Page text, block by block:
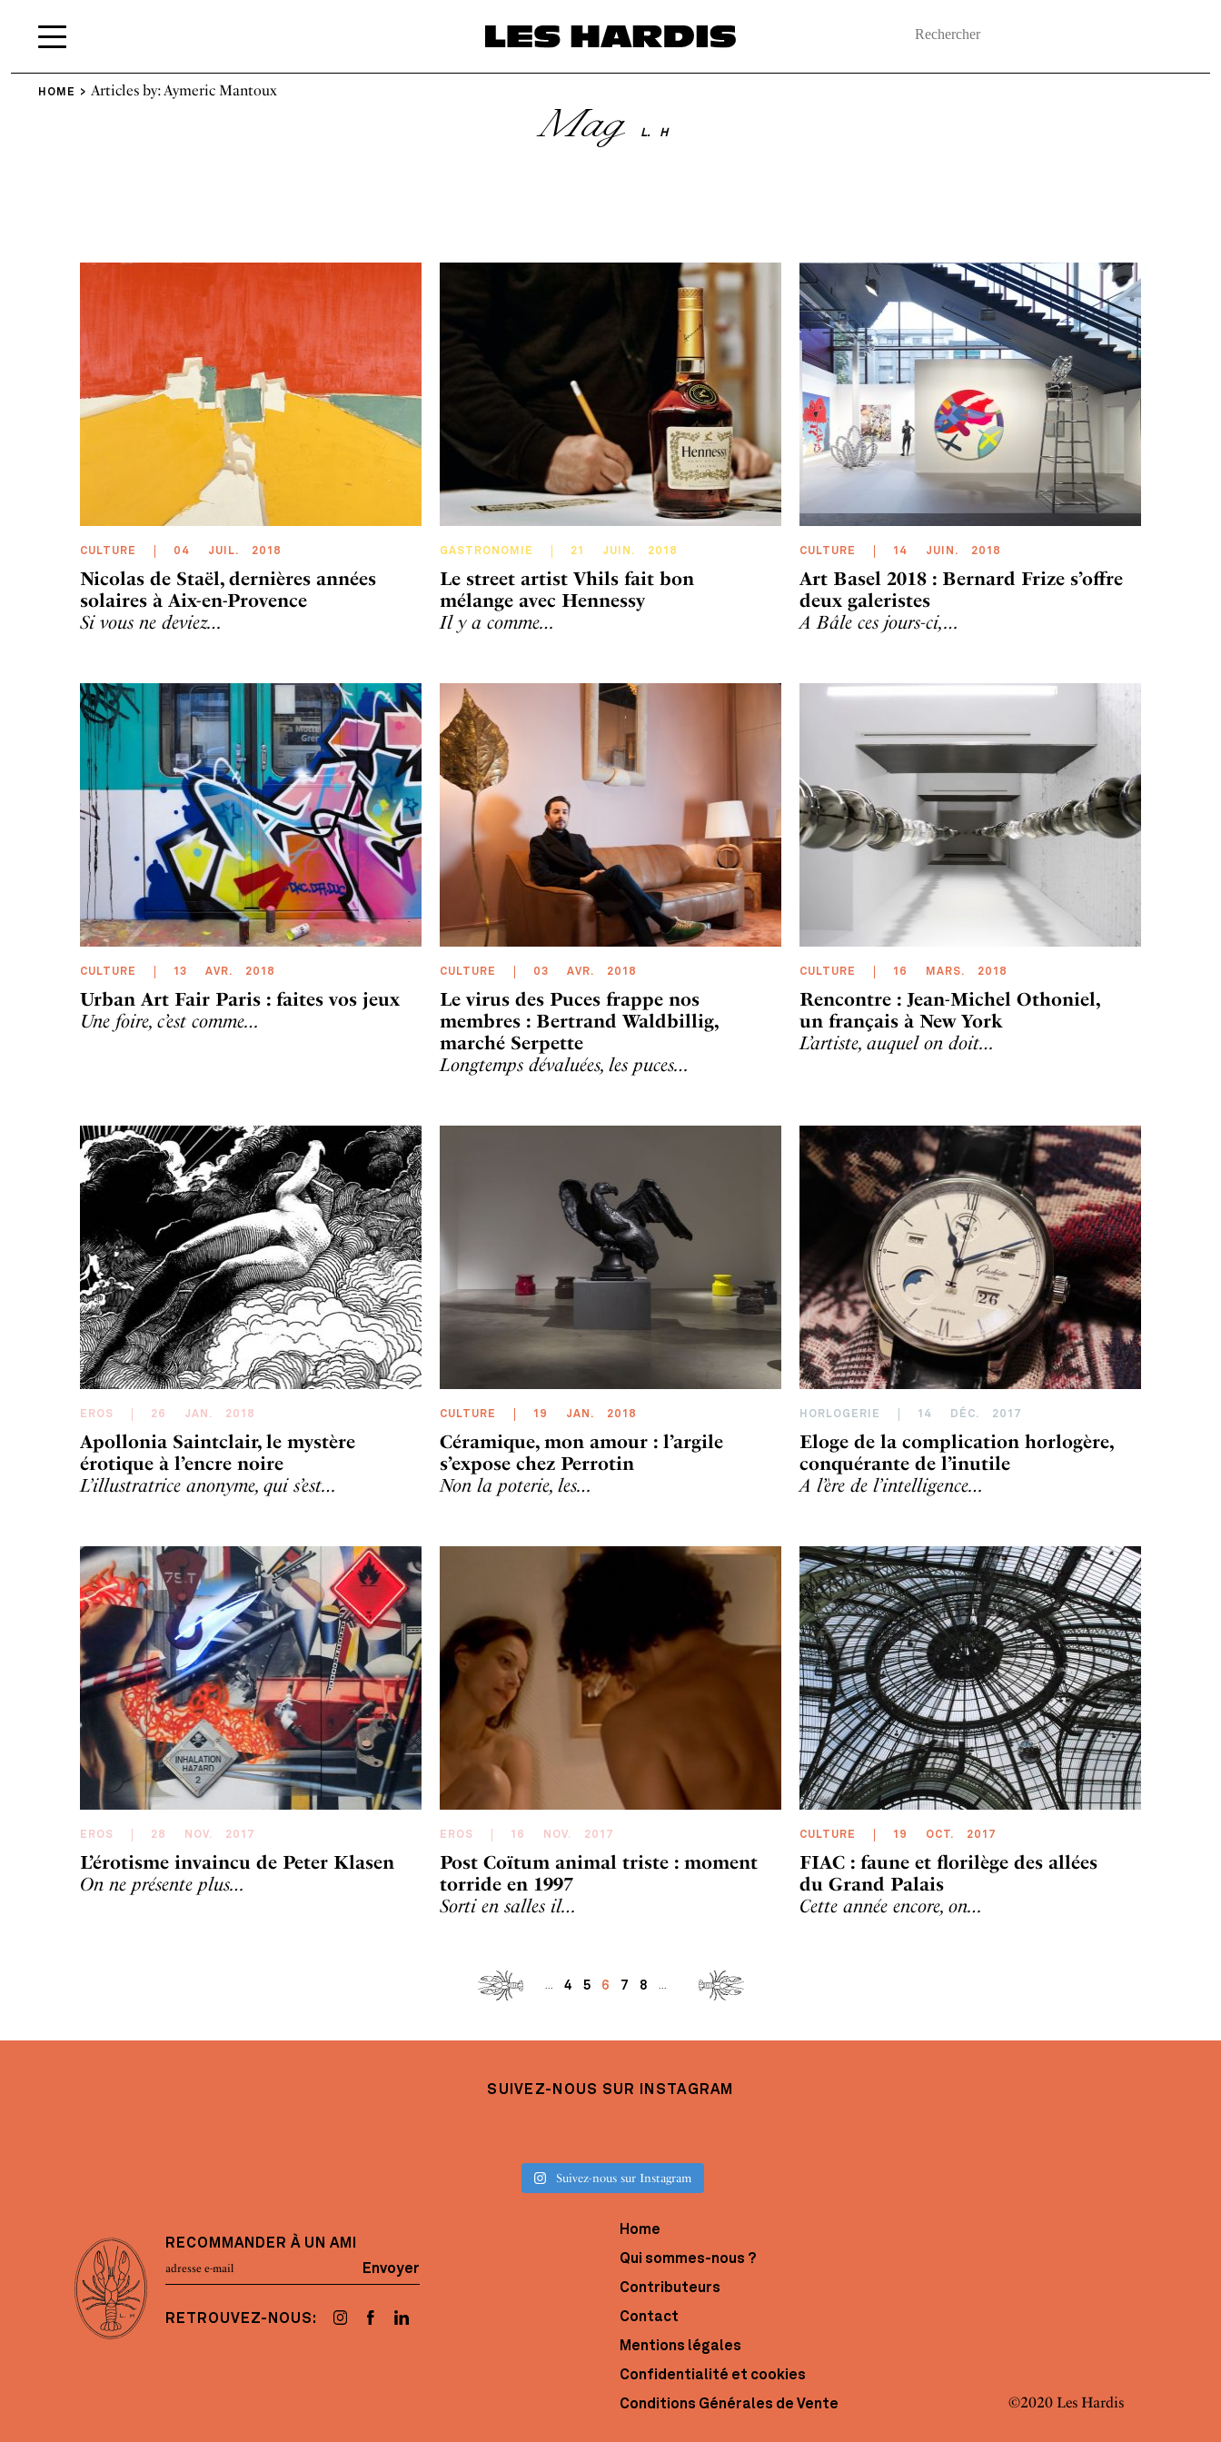
HOME Articles by: Aymeric Mantoux
Mag L. H
CULTURE 04 JUIL. 2018
Nicolas de Staël, dernières années
solaires à Aix-en-Provence
Si vous ne deviez…
GASTRONOMIE 21 JUIN . 2018
Le street artist Vhils fait bon
mélange avec Hennessy
Il y a comme…
CULTURE 14 JUIN . 2018
Art Basel 2018 : Bernard Frize s’offre
deux galeristes
A Bâle ces jours-ci,…
CULTURE 13 AVR. 2018
Urban Art Fair Paris : faites vos jeux
Une foire, c’est comme…
CULTURE 03 AVR. 2018
Le virus des Puces frappe nos
membres : Bertrand Waldbillig,
marché Serpette
Longtemps dévaluées, les puces…
CULTURE 16 MARS. 2018
Rencontre : Jean-Michel Othoniel,
un français à New York
L’artiste, auquel on doit…
EROS 26 JAN . 2018
Apollonia Saintclair, le mystère
érotique à l’encre noire
L’illustratrice anonyme, qui s’est…
CULTURE 19 JAN . 2018
Céramique, mon amour : l’argile
s’expose chez Perrotin
Non la poterie, les…
HORLOGERIE 14 DÉC. 2017
Eloge de la complication horlogère,
conquérante de l’inutile
A l’ère de l’intelligence…
EROS 28 NOV. 2017
L’érotisme invaincu de Peter Klasen
On ne présente plus…
EROS 16 NOV. 2017
Post Coïtum animal triste : moment
torride en 1997
Sorti en salles il…
CULTURE 19 OCT. 2017
FIAC : faune et florilège des allées
du Grand Palais
Cette année encore, on…
4 5 6 7 8
SUIVEZ-NOUS SUR INSTAGRAM
Suivez-nous sur Instagram
RECOMMANDER À UN AMI
Envoyer
RETROUVEZ-NOUS:
Home
Qui sommes-nous ?
Contributeurs
Contact
Mentions légales
Confidentialité et cookies
Conditions Générales de Vente
©2020 Les Hardis